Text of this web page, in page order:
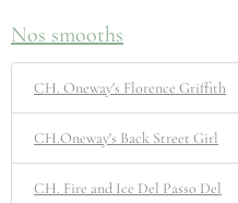
Nos smooths
CH. Oneway's Florence Griffith
CH.Oneway's Back Street Girl
CH. Fire and Ice Del Passo Del